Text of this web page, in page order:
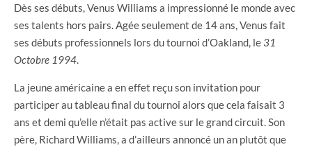
Dès ses débuts, Venus Williams a impressionné le monde avec
ses talents hors pairs. Agée seulement de 14 ans, Venus fait
ses débuts professionnels lors du tournoi d’Oakland, le31
Octobre 1994
La jeune américaine a en effet reçu son invitation pour
participer au tableau final du tournoi alors que cela faisait 3
ans et demi qu’elle n’était pas active sur le grand circuit. Son
père, Richard Williams, a d’ailleurs annoncé un an plutôt que